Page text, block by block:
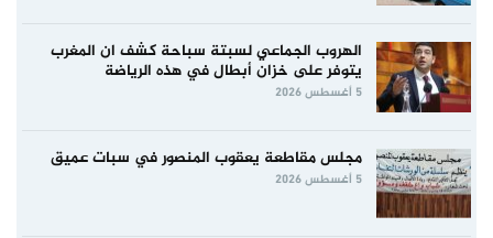
الهروب الجماعي لسبتة سباحة كشف ان المغرب
يتوفر على خزان أبطال في هذه الرياضة
5 أغسطس 2026
مجلس مقاطعة يعقوب المنصور في سبات عميق
5 أغسطس 2026